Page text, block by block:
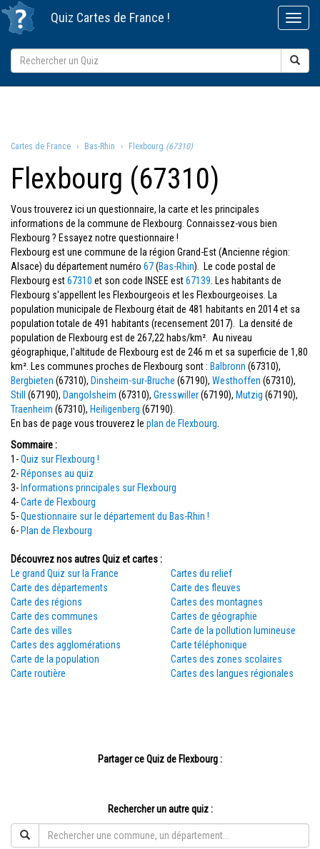
Quiz Cartes de France !
Cartes de France Bas-Rhin Flexbourg (67310)
Flexbourg (67310)
Vous trouverez ici un questionnaire, la carte et les principales
informations de la commune de Flexbourg. Connaissez-vous bien
Flexbourg ? Essayez notre questionnaire !
Flexbourg est une commune de la région Grand-Est (Ancienne région:
Alsace) du département numéro 67(Bas-Rhin). Le code postal de
Flexbourg est67310 et son code INSEE est67139 . Les habitants de
Flexbourg s'appellent les Flexbourgeois et les Flexbourgeoises. La
population municipale de Flexbourg était de 481 habitants en 2014 et sa
population totale de 491 habitants (recensement 2017). La densité de
population de Flexbourg est de 267,22 habs/km². Au niveau
géographique, l'altitude de Flexbourg est de 246 m et sa superficie de 1,80
km². Les communes proches de Flexbourg sont : Balbronn (67310),
Bergbieten (67310), Dinsheim-sur-Bruche (67190), Westhoffen (67310),
Still
(67190), Dangolsheim (67310), Gresswiller(67190), Mutzig (67190),
Traenheim (67310), Heiligenberg (67190).
En bas de page vous trouverez le plan de Flexbourg
Sommaire :
1-Quiz sur Flexbourg !
2- Réponses au quiz
3- Informations principales sur Flexbourg
4-Carte de Flexbourg
5-Questionnaire sur le département du Bas-Rhin !
6- Plan de Flexbourg
Découvrez nos autres Quiz et cartes :
Le grand Quiz sur la France
Carte des départements
Carte des régions
Carte des communes
Carte des villes
Cartes des agglomérations
Carte de la population
Carte routière
Cartes du relief
Carte des fleuves
Cartes des montagnes
Cartes de géographie
Carte de la pollution lumineuse
Carte téléphonique
Cartes des zones scolaires
Cartes des langues régionales
Partager ce Quiz de Flexbourg :
Rechercher un autre quiz :